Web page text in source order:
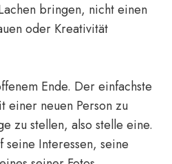
bringen, nicht einen
oder Kreativität
Ende. Der einfachste
einer neuen Person zu
zu stellen, also stelle eine.
Interessen, seine